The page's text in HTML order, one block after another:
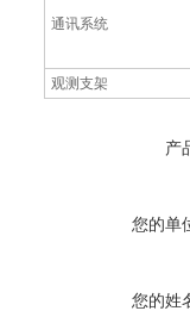
通讯系统
观测支架
产
您的单
您的姓